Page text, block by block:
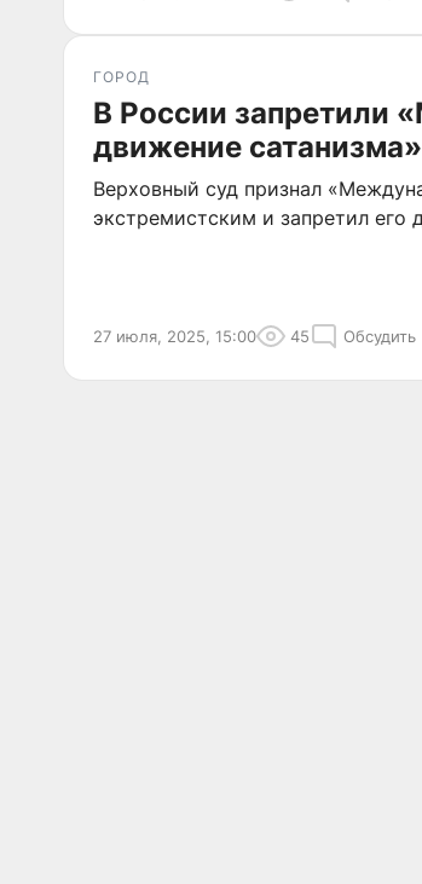
ГОРОД
В России запретили
движение
Верховный суд признал
экстремистским и запретил его
27 июля, 2025, 15:00 45 Обсудить